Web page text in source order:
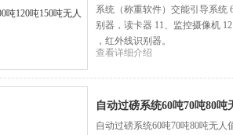
系统（称重软件）交能引导系统
别器，读卡器 11、监控摄像机
，红外线识别器。
查看详细介绍
自动过磅系统60吨70吨80吨
自动过磅系统60吨70吨80吨无